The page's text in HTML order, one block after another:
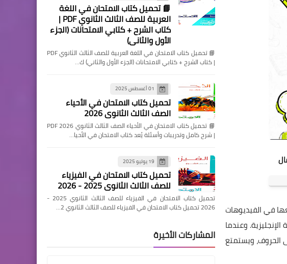
في الفيديوهات
وعندما
الحروف، ويستمتع
📘 تحميل كتاب الامتحان في اللغة
العربية للصف الثالث الثانوي PDF |
كتاب الشرح + كتابي الامتحانات (الجزء
الأول والثاني)
📘 تحميل كتاب الامتحان في اللغة العربية للصف الثالث الثانوي PDF
| كتاب الشرح + كتابي الامتحانات (الجزء الأول والثاني) ك…
01 أغسطس 2025
تحميل كتاب الامتحان في الأحياء
الصف الثالث الثانوي 2026
📘 تحميل كتاب الامتحان في الأحياء الصف الثالث الثانوي 2026 PDF
| شرح كامل وتدريبات وأسئلة يُعد كتاب الامتحان في الأحيا…
19 يوليو 2025
تحميل كتاب الامتحان في الفيزياء
للصف الثالث الثانوي 2025 - 2026
تحميل كتاب الامتحان في الفيزياء للصف الثالث الثانوي 2025 -
2026 تحميل كتاب الامتحان في الفيزياء للصف الثالث الثانوي 2…
المشاركات الأخيرة